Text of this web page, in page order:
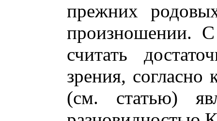
прежних
произношении.
считать
зрения, согласно
(см. статью)